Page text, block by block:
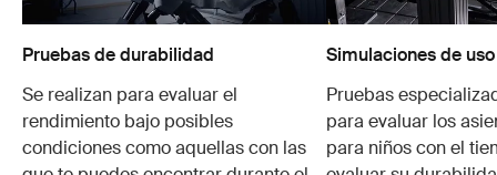
Pruebas de durabilidad
Se realizan para evaluar el
rendimiento bajo posibles
condiciones como aquellas con las
Simulaciones de
Pruebas
para evaluar los
para niños con el